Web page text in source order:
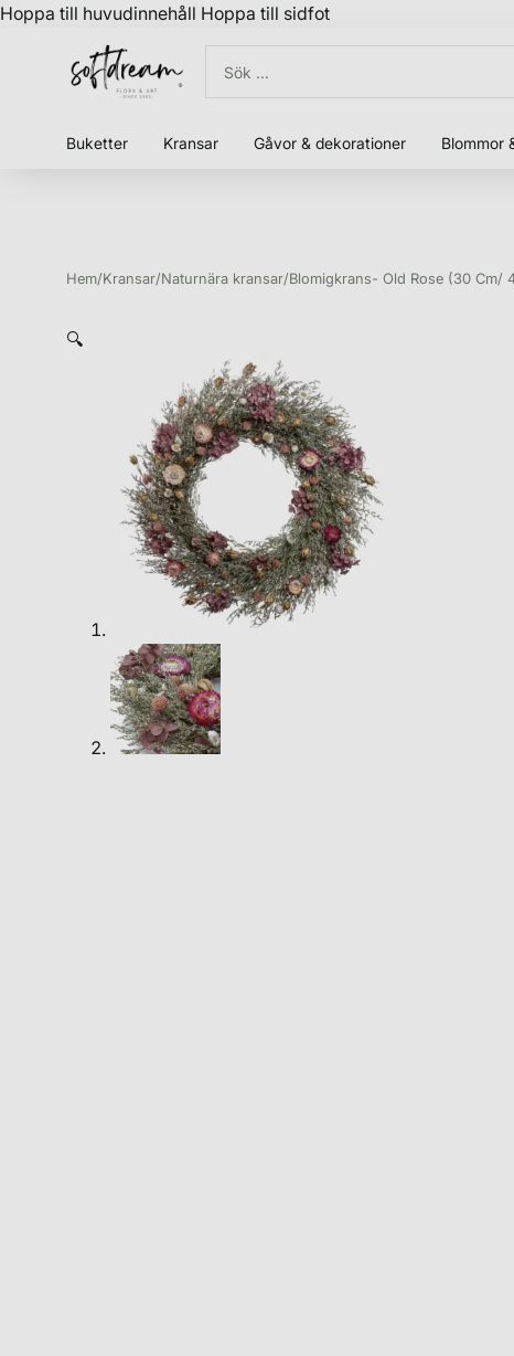
Hoppa till huvudinnehåll Hoppa till sidfot
Buketter Kransar Gåvor & dekorationer Blommor
Hem/Kransar/Naturnära kransar/Blomigkrans- Old Rose (30 Cm/
🔍